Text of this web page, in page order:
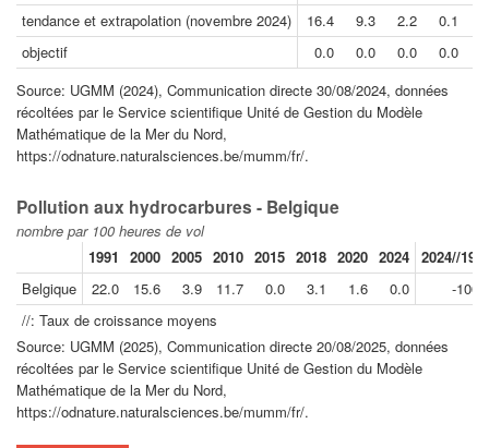
tendance et extrapolation (novembre 2024)
16.4 9.3 2.2 0.1
objectif
0.0 0.0 0.0 0.0
Source: UGMM (2024), Communication directe 30/08/2024, données
récoltées par le Service scientifique Unité de Gestion du Modèle
Mathématique de la Mer du Nord,
https://odnature.naturalsciences.be/mumm/fr/.
Pollution aux hydrocarbures - Belgique
nombre par 100 heures de vol
1991
2000 2005 2010 2015 2018 2020 2024 2024//
Belgique
22.0 15.6 3.9 11.7 0.0 3.1 1.6 0.0
-
//: Taux de croissance moyens
Source: UGMM (2025), Communication directe 20/08/2025, données
récoltées par le Service scientifique Unité de Gestion du Modèle
Mathématique de la Mer du Nord,
https://odnature.naturalsciences.be/mumm/fr/.